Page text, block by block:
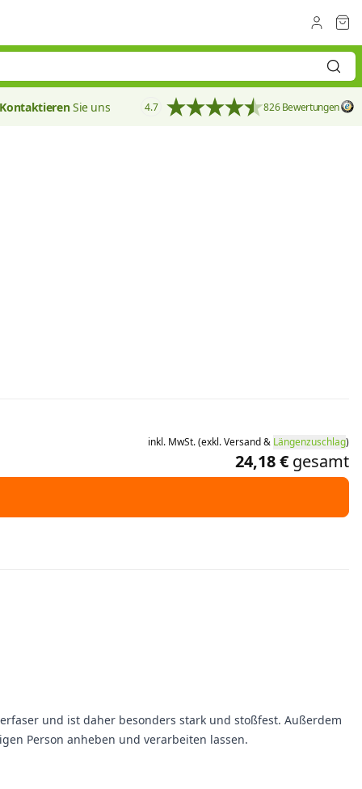
KontaktierenSie uns 4.7 826 Bewertungen
inkl. MwSt.(exkl.Versand& Längenzuschlag)
24,18 € gesamt
und ist daher besonders stark und stoßfest. Außerdem
Person anheben und verarbeiten lassen.